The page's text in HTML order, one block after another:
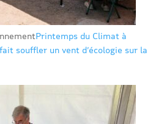
Printemps du Climat à
souffler un vent d’écologie sur la